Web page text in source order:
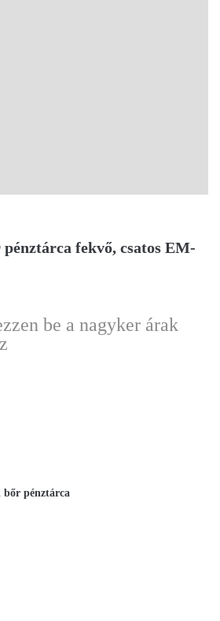
fekvő, csatos EM-
be a nagyker árak
bőr pénztárca